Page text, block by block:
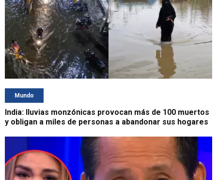
Mundo
India: lluvias monzónicas provocan más de 100 muertos
y obligan a miles de personas a abandonar sus hogares